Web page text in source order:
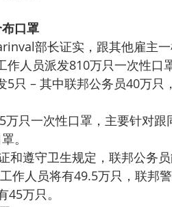
口罩
部长证实，跟其他雇主
作人员派发810万只一次性口
只 – 其中联邦公务员40万只
万只一次性口罩，主要针对
。
和遵守卫生规定，联邦公务
作人员将有49.5万只，联邦
万只。